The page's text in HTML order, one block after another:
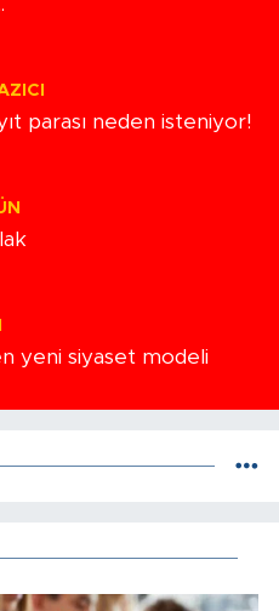
parası neden isteniyor!
yeni siyaset modeli